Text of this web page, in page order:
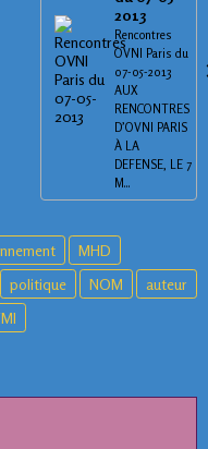
2013
Rencontres
OVNI Paris du
07-05-2013
AUX
RENCONTRES
D’OVNI PARIS
À LA
DEFENSE, LE 7
M...
MHD
politique NOM
auteur